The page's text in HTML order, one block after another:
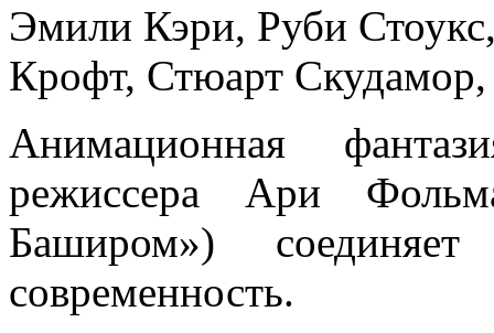
Эмили Кэри, Руби Стоукс
Крофт, Стюарт Скудамор
Анимационная
режиссера Ари
Баширом»)
современность.